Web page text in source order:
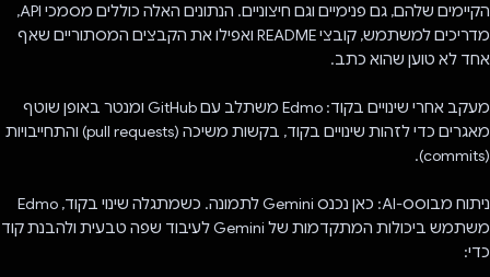
הקיימים שלהם, גם פנימיים וגם חיצוניים. הנתונים האלה כוללים מסמכי API,
מדריכים למשתמש, קובצי README ואפילו את הקבצים המסתוריים שאף
אחד לא טוען שהוא כתב.
מעקב אחרי שינויים בקוד: Edmo משתלב עם GitHub ומנטר באופן שוטף
מאגרים כדי לזהות שינויים בקוד, בקשות משיכה (pull requests) והתחייבויות
(commits).
ניתוח מבוסס-AI: כאן נכנס Gemini לתמונה. כשמתגלה שינוי בקוד, Edmo
משתמש ביכולות המתקדמות של Gemini לעיבוד שפה טבעית ולהבנת קוד
כדי: